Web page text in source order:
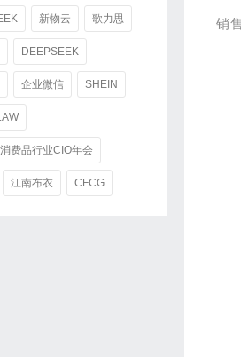
销
新物云 歌力思
DEEPSEEK
企业微信 SHEIN
费品行业CIO年会
江南布衣 CFCG